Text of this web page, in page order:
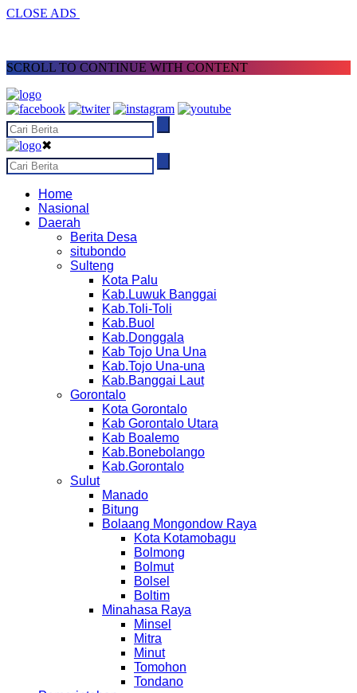
CLOSE ADS
SCROLL TO CONTINUE WITH CONTENT
✖
Home
Nasional
Daerah
Berita Desa
situbondo
Sulteng
Kota Palu
Kab.Luwuk Banggai
Kab.Toli-Toli
Kab.Buol
Kab.Donggala
Kab Tojo Una Una
Kab.Tojo Una-una
Kab.Banggai Laut
Gorontalo
Kota Gorontalo
Kab Gorontalo Utara
Kab Boalemo
Kab.Bonebolango
Kab.Gorontalo
Sulut
Manado
Bitung
Bolaang Mongondow Raya
Kota Kotamobagu
Bolmong
Bolmut
Bolsel
Boltim
Minahasa Raya
Minsel
Mitra
Minut
Tomohon
Tondano